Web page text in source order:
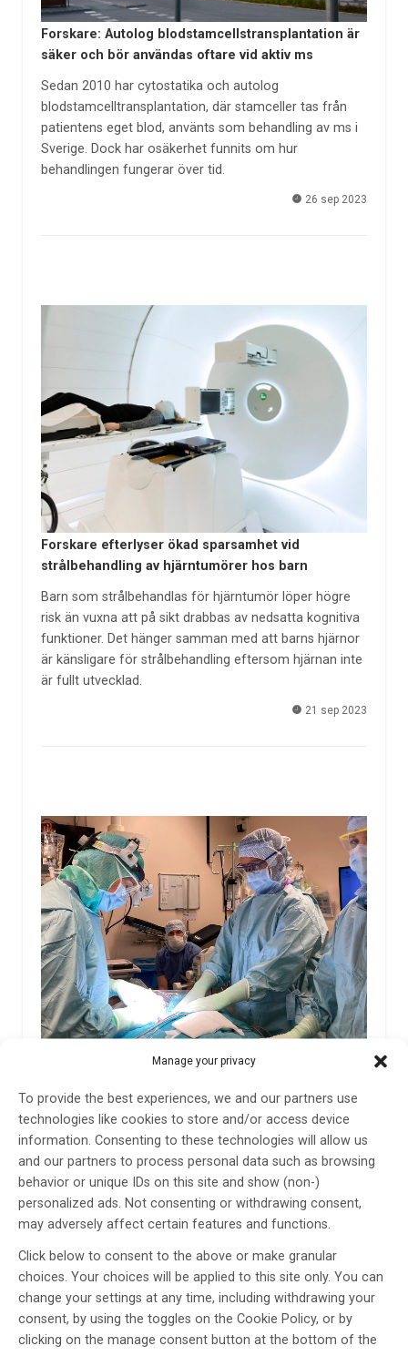
Manage your privacy
To provide the best experiences, we and our partners use
technologies like cookies to store and/or access device
information. Consenting to these technologies will allow us
and our partners to process personal data such as browsing
behavior or unique IDs on this site and show (non-)
personalized ads. Not consenting or withdrawing consent,
may adversely affect certain features and functions.
Click below to consent to the above or make granular
choices. Your choices will be applied to this site only. You can
change your settings at any time, including withdrawing your
consent, by using the toggles on the Cookie Policy, or by
clicking on the manage consent button at the bottom of the
Forskare: Autolog blodstamcellstransplantation är
säker och bör användas oftare vid aktiv ms
Sedan 2010 har cytostatika och autolog
blodstamcelltransplantation, där stamceller tas från
patientens eget blod, använts som behandling av ms i
Sverige. Dock har osäkerhet funnits om hur
behandlingen fungerar över tid.
26 sep 2023
Forskare efterlyser ökad sparsamhet vid
strålbehandling av hjärntumörer hos barn
Barn som strålbehandlas för hjärntumör löper högre
risk än vuxna att på sikt drabbas av nedsatta kognitiva
funktioner. Det hänger samman med att barns hjärnor
är känsligare för strålbehandling eftersom hjärnan inte
är fullt utvecklad.
21 sep 2023
Akademiska bidrar till införande av ny
Under 35 år har Akademiska sjukhuset opererat in
diafragmal pacemaker på över 40 patienter. Sjukhuset
är ett av få centra i Europa med stor erfarenhet av
denna behandlingsmetod.
19 sep 2023